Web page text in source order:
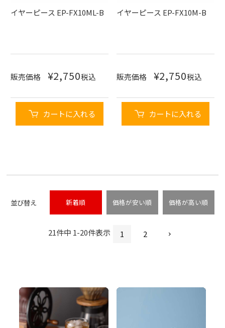
イヤーピース EP-FX10ML-B
販売価格 ¥2,750税込
カートに入れる
イヤーピース EP-FX10M-B
販売価格 ¥2,750税込
カートに入れる
並び替え 新着順 価格が安い順 価格が高い順
21件中 1-20件表示 1 2
P
l
a